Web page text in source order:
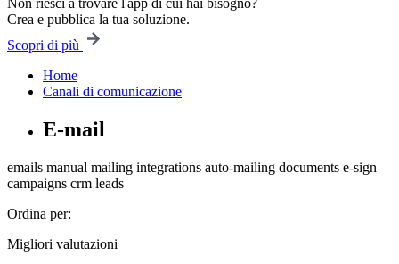
Non riesci a trovare l'app di cui hai bisogno?
Crea e pubblica la tua soluzione.
Scopri di più
Home
Canali di comunicazione
E-mail
emails manual mailing integrations auto-mailing documents e-sign
campaigns crm leads
Ordina per:
Migliori valutazioni